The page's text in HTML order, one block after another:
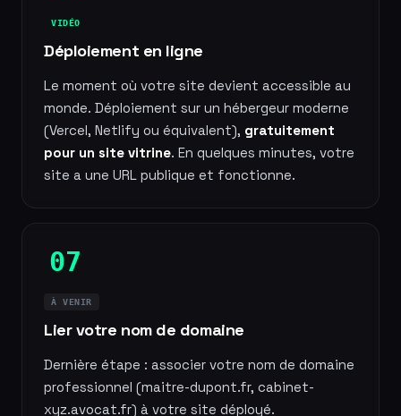
VIDÉO
Déploiement en ligne
Le moment où votre site devient accessible au
monde. Déploiement sur un hébergeur moderne
(Vercel, Netlify ou équivalent), gratuitement
pour un site vitrine. En quelques minutes, votre
site a une URL publique et fonctionne.
07
À VENIR
Lier votre nom de domaine
Dernière étape : associer votre nom de domaine
professionnel (maitre-dupont.fr, cabinet-
xyz.avocat.fr) à votre site déployé.